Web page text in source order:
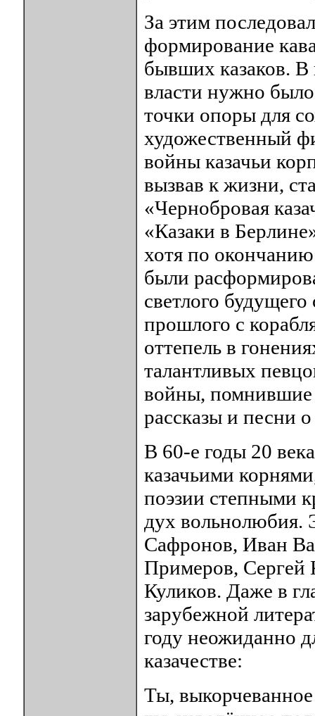
За этим
формирование
бывших казаков. В
власти нужно
точки опоры для
художественный
войны казачьи
вызвав к жизни,
«Чернобровая
«Казаки в
хотя по
были
светлого
прошлого с
оттепель в
талантливых
войны, помнившие
рассказы и песни
В 60-е годы 20
казачьими
поэзии степными
дух вольнолюбия.
Сафронов, Иван
Примеров, Сергей
Куликов. Даже в
зарубежной
году неожиданно
казачестве:
Ты,